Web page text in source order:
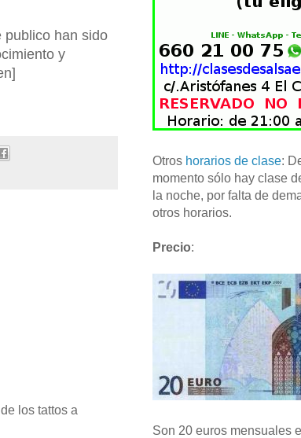
publico han sido
y
los tattos a
Otros horarios de clase:
momento sólo hay clase
la noche, por falta de
otros horarios.
Precio:
Son 20 euros mensuales